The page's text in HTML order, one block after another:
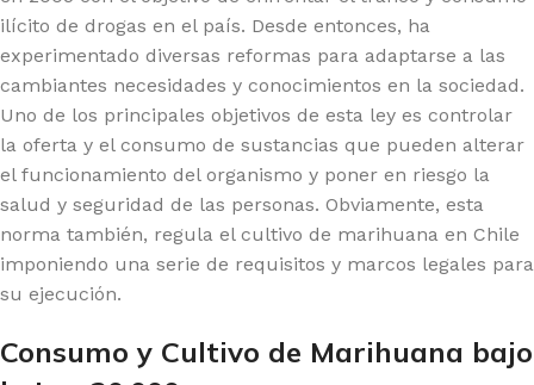
ilícito de drogas en el país. Desde entonces, ha
experimentado diversas reformas para adaptarse a las
cambiantes necesidades y conocimientos en la sociedad.
Uno de los principales objetivos de esta ley es controlar
la oferta y el consumo de sustancias que pueden alterar
el funcionamiento del organismo y poner en riesgo la
salud y seguridad de las personas. Obviamente, esta
norma también, regula el cultivo de marihuana en Chile
imponiendo una serie de requisitos y marcos legales para
su ejecución.
Consumo y Cultivo de Marihuana bajo